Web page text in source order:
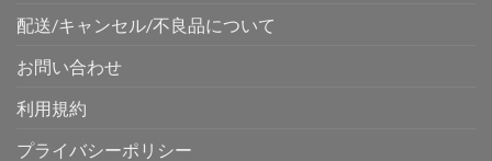
配送/キャンセル/不良品について
お問い合わせ
利用規約
プライバシーポリシー